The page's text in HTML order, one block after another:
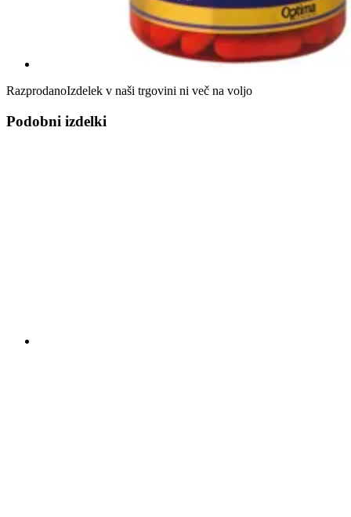
RazprodanoIzdelek v naši trgovini ni več na voljo
Podobni izdelki